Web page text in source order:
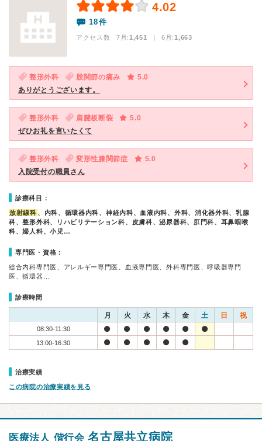
4.02
18件
アクセス数 7月:1,451 | 6月:1,663
整形外科 股関節の痛み
5.0
ありがとうございます。
整形外科 肩腱板断裂
5.0
ぜひお礼を言いたくて
整形外科 変形性膝関節症
5.0
入院受付の職員さん
診療科目：
放射線科 、内科、循環器内科、神経内科、血液内科、外科、消化器外科、乳腺
科、整形外科、リハビリテーション科、皮膚科、泌尿器科、肛門科、耳鼻咽喉
科、婦人科、小児…
専門医・資格：
総合内科専門医、アレルギー専門医、血液専門医、外科専門医、呼吸器専門
医、循環器…
診療時間
月 火 水 木 金 土 日 祝
08:30-11:30
13:00-16:30
治療実績
この病院の治療実績を見る
医療法人 偕行会名古屋共立病院